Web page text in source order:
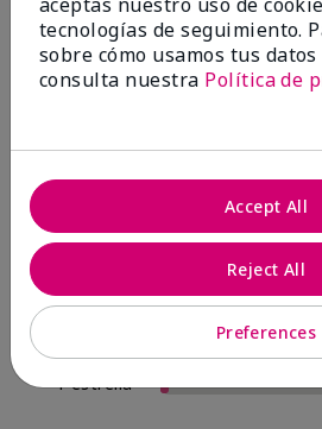
Escribir Una
3 estrellas
1 estrella
tecnologías de seguimiento.
sobre cómo usamos tus
consulta nuestra Política de
Preferences
Reject All
Accept All